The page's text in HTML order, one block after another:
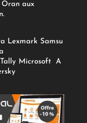
aux
Lexmark Samsu
Microsoft
A